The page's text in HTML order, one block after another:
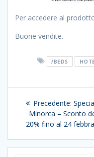
Per accedere al
Buone vendite.
/BEDS
Navigazione
articoli
Precedente:
Minorca – Sconto
20% fino al 24